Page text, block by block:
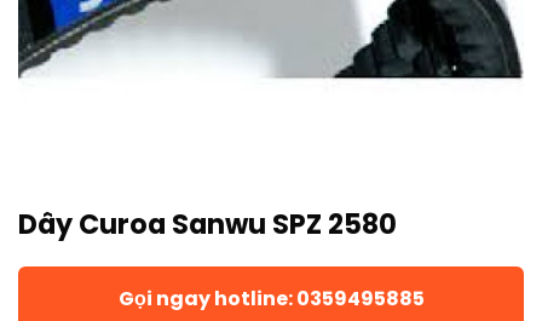
Dây Curoa Sanwu SPZ 2580
Gọi ngay hotline: 0359495885